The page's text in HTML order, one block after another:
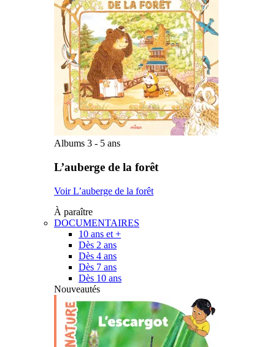
Albums 3 - 5 ans
L’auberge de la forêt
Voir L’auberge de la forêt
À paraître
DOCUMENTAIRES
10 ans et +
Dès 2 ans
Dès 4 ans
Dès 7 ans
Dès 10 ans
Nouveautés